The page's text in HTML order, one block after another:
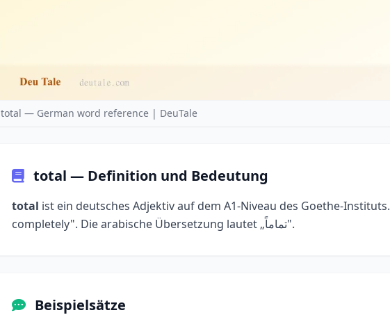
total — German word reference | DeuTale
total — Definition und Bedeutung
total ist ein deutsches Adjektiv auf dem A1-Niveau des Goethe-
completely". Die arabische Übersetzung lautet „تماماً".
Beispielsätze